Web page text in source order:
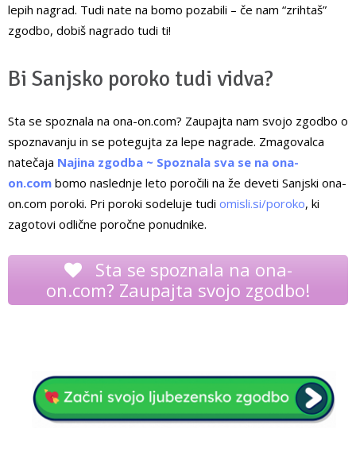
lepih nagrad. Tudi nate na bomo pozabili – če nam “zrihtaš”
zgodbo, dobiš nagrado tudi ti!
Bi Sanjsko poroko tudi vidva?
Sta se spoznala na ona-on.com? Zaupajta nam svojo zgodbo o
spoznavanju in se potegujta za lepe nagrade. Zmagovalca
natečaja Najina zgodba ~ Spoznala sva se na ona-
on.com bomo naslednje leto poročili na že deveti Sanjski ona-
on.com poroki. Pri poroki sodeluje tudi omisli.si/poroko, ki
zagotovi odlične poročne ponudnike.
Sta se spoznala na ona-
on.com? Zaupajta svojo zgodbo!